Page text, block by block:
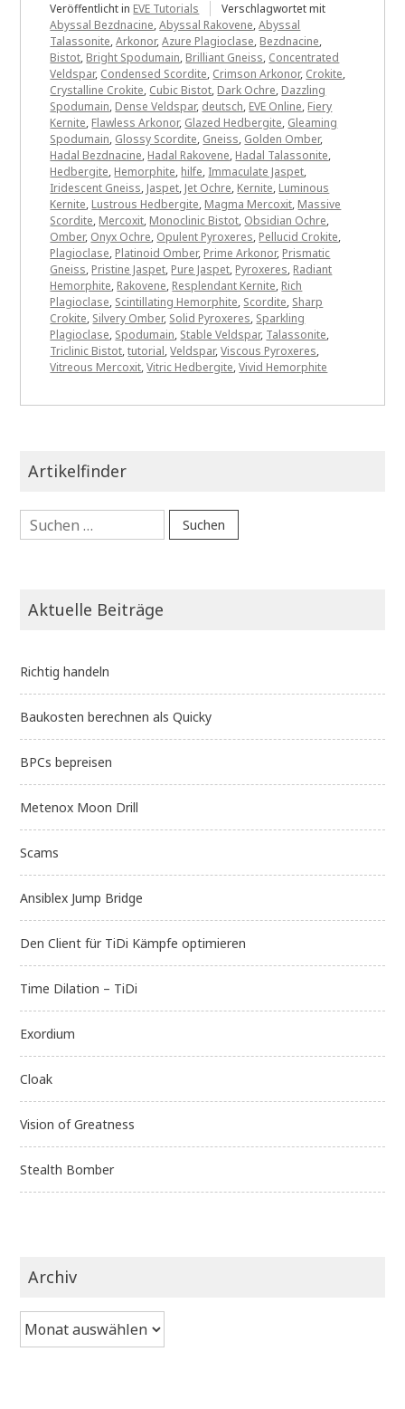
Veröffentlicht in EVE Tutorials
Verschlagwortet mit
Abyssal Bezdnacine,Abyssal Rakovene,Abyssal
Talassonite,Arkonor,Azure Plagioclase, Bezdnacine,
Bistot, Bright Spodumain, Brilliant Gneiss, Concentrated
Veldspar, Condensed Scordite, Crimson Arkonor, Crokite,
Crystalline Crokite, Cubic Bistot, Dark Ochre, Dazzling
Spodumain, Dense Veldspar, deutsch, EVE Online, Fiery
Kernite, Flawless Arkonor, Glazed Hedbergite, Gleaming
Spodumain, Glossy Scordite, Gneiss, Golden Omber,
Hadal Bezdnacine, Hadal Rakovene, Hadal Talassonite,
Hedbergite, Hemorphite, hilfe, Immaculate Jaspet,
Iridescent Gneiss, Jaspet, Jet Ochre, Kernite, Luminous
Kernite, Lustrous Hedbergite, Magma Mercoxit, Massive
Scordite, Mercoxit, Monoclinic Bistot, Obsidian Ochre,
Omber, Onyx Ochre, Opulent Pyroxeres, Pellucid Crokite,
Plagioclase, Platinoid Omber, Prime Arkonor, Prismatic
Gneiss, Pristine Jaspet, Pure Jaspet, Pyroxeres, Radiant
Hemorphite, Rakovene, Resplendant Kernite, Rich
Plagioclase, Scintillating Hemorphite, Scordite, Sharp
Crokite, Silvery Omber, Solid Pyroxeres, Sparkling
Plagioclase, Spodumain, Stable Veldspar, Talassonite,
Triclinic Bistot,tutorial,Veldspar,Viscous Pyroxeres,
Vitreous Mercoxit,Vitric Hedbergite,Vivid Hemorphite
Artikelfinder
Suchen
nach:
Aktuelle Beiträge
Richtig handeln
Baukosten berechnen als Quicky
BPCs bepreisen
Metenox Moon Drill
Scams
Ansiblex Jump Bridge
Den Client für TiDi Kämpfe optimieren
Time Dilation – TiDi
Exordium
Cloak
Vision of Greatness
Stealth Bomber
Archiv
Archiv